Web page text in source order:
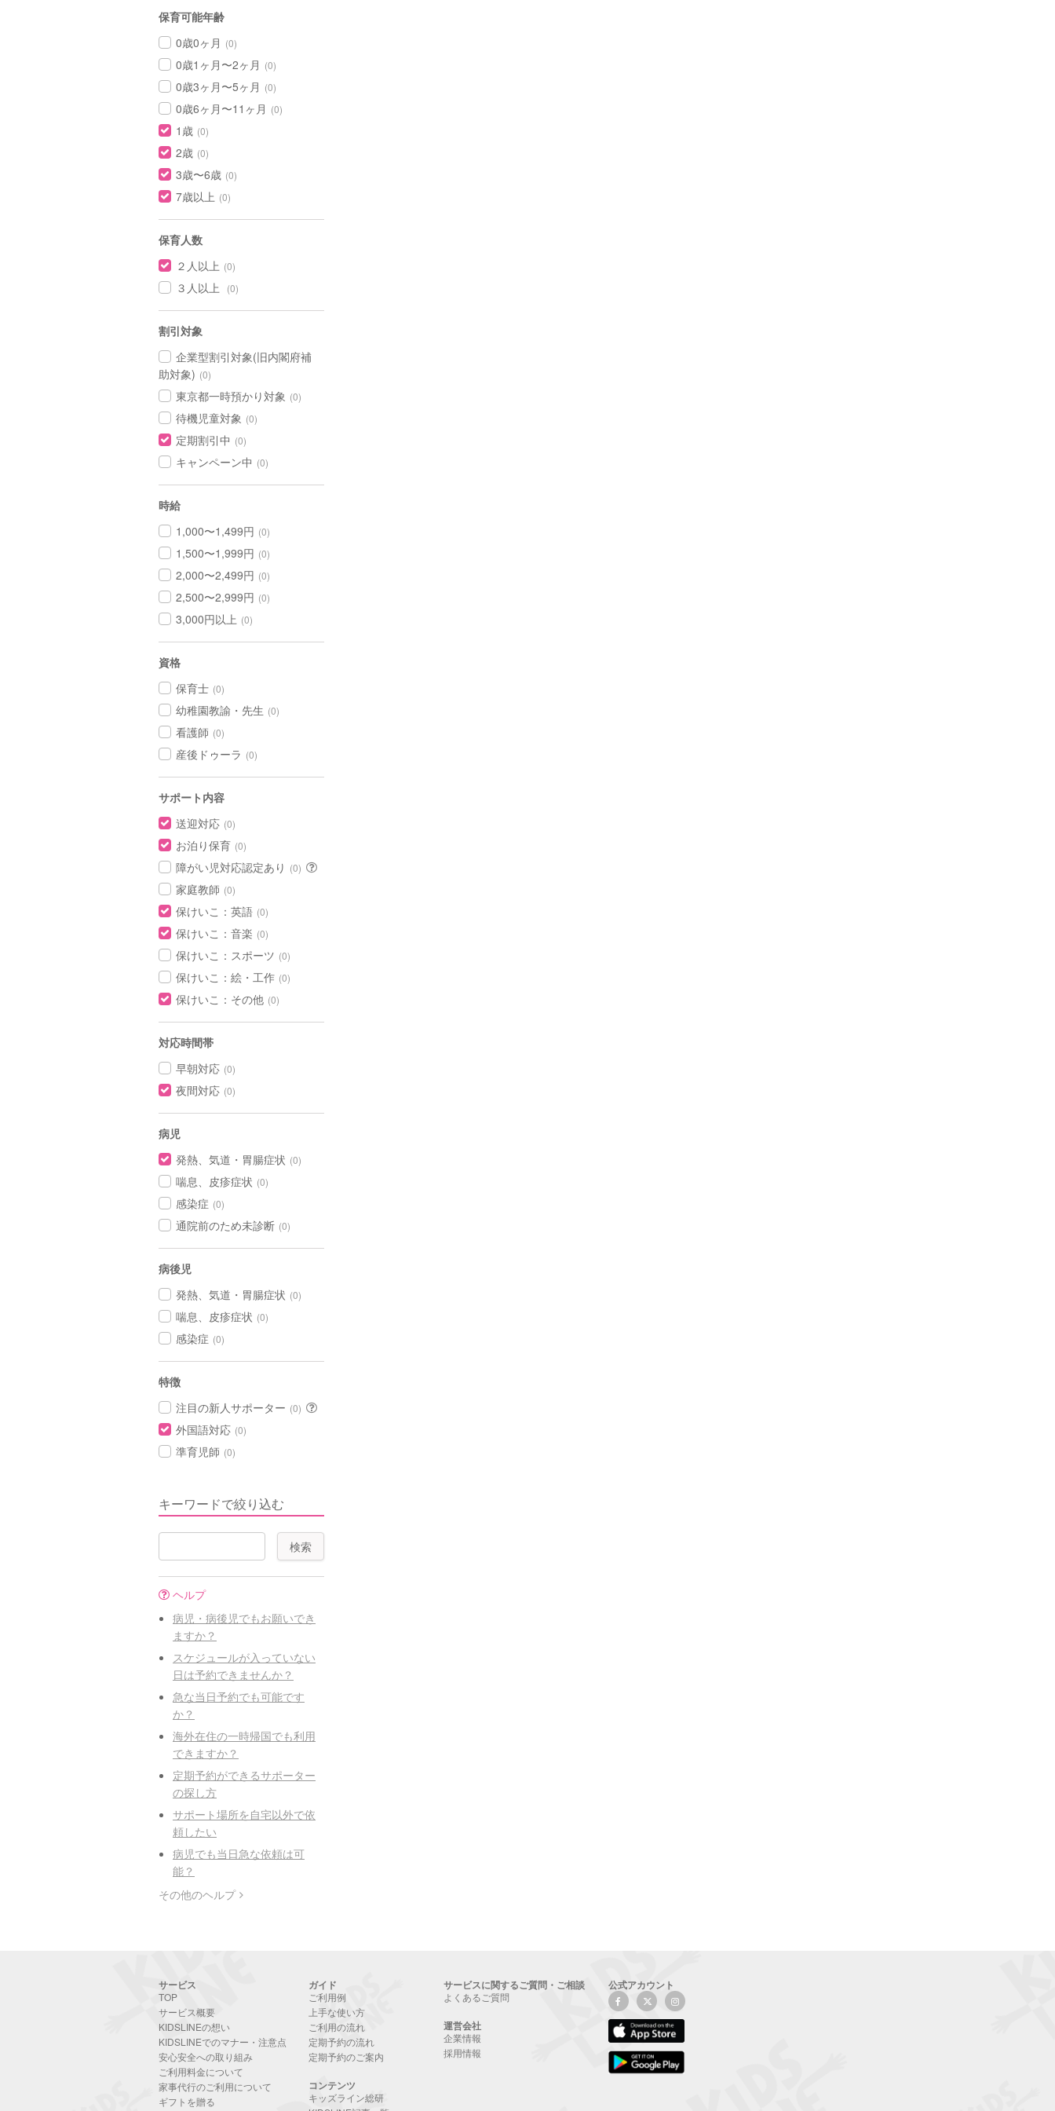
保育可能年齢
0歳0ヶ月 (0)
0歳1ヶ月〜2ヶ月 (0)
0歳3ヶ月〜5ヶ月 (0)
0歳6ヶ月〜11ヶ月 (0)
1歳 (0)
2歳 (0)
3歳〜6歳 (0)
7歳以上 (0)
保育人数
２人以上 (0)
３人以上 (0)
割引対象
企業型割引対象(旧内閣府補
助対象) (0)
東京都一時預かり対象 (0)
待機児童対象 (0)
定期割引中 (0)
キャンペーン中 (0)
時給
1,000〜1,499円 (0)
1,500〜1,999円 (0)
2,000〜2,499円 (0)
2,500〜2,999円 (0)
3,000円以上 (0)
資格
保育士 (0)
幼稚園教諭・先生 (0)
看護師 (0)
産後ドゥーラ (0)
サポート内容
送迎対応 (0)
お泊り保育 (0)
障がい児対応認定あり (0)
家庭教師 (0)
保けいこ：英語 (0)
保けいこ：音楽 (0)
保けいこ：スポーツ (0)
保けいこ：絵・工作 (0)
保けいこ：その他 (0)
対応時間帯
早朝対応 (0)
夜間対応 (0)
病児
発熱、気道・胃腸症状 (0)
喘息、皮疹症状 (0)
感染症 (0)
通院前のため未診断 (0)
病後児
発熱、気道・胃腸症状 (0)
喘息、皮疹症状 (0)
感染症 (0)
特徴
注目の新人サポーター (0)
外国語対応 (0)
準育児師 (0)
キーワードで絞り込む
ヘルプ
病児・病後児でもお願いでき
ますか？
スケジュールが入っていない
日は予約できませんか？
急な当日予約でも可能です
か？
海外在住の一時帰国でも利用
できますか？
定期予約ができるサポーター
の探し方
サポート場所を自宅以外で依
頼したい
病児でも当日急な依頼は可
能？
その他のヘルプ
サービス
TOP
サービス概要
KIDSLINEの想い
KIDSLINEでのマナー・注意点
安心安全への取り組み
ご利用料金について
家事代行のご利用について
ギフトを贈る
ガイド
ご利用例
上手な使い方
ご利用の流れ
定期予約の流れ
定期予約のご案内
コンテンツ
キッズライン総研
サービスに関するご質問・ご相談
よくあるご質問
運営会社
企業情報
採用情報
公式アカウント